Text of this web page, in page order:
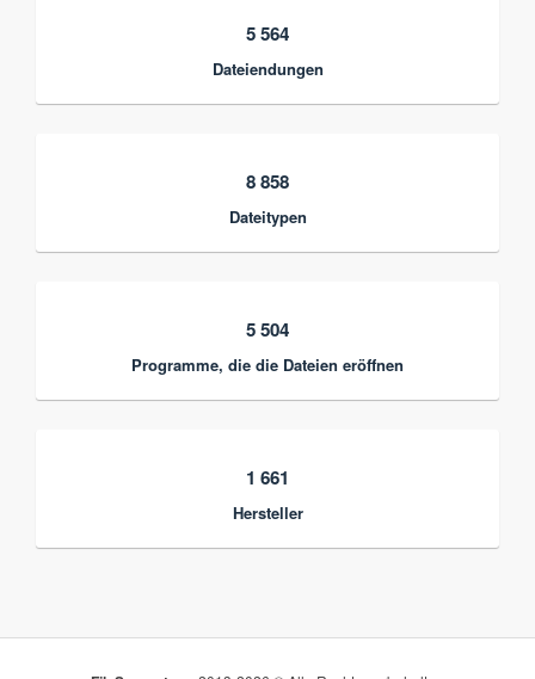
5 564
Dateiendungen
8 858
Dateitypen
5 504
Programme, die die Dateien eröffnen
1 661
Hersteller